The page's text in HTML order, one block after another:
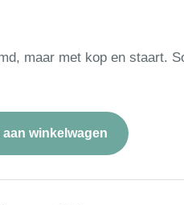
maar met kop en staart.
winkelwagen